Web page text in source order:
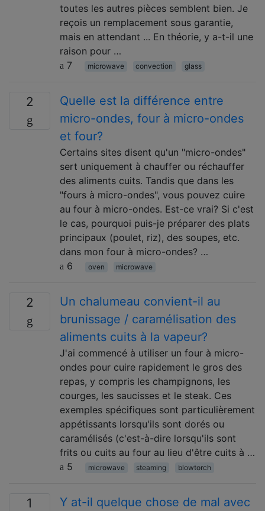
toutes les autres pièces semblent bien. Je
reçois un remplacement sous garantie,
mais en attendant ... En théorie, y a-t-il une
raison pour …
7
microwave convection glass
2
Quelle est la différence entre
micro-ondes, four à micro-ondes
et four?
Certains sites disent qu'un "micro-ondes"
sert uniquement à chauffer ou réchauffer
des aliments cuits. Tandis que dans les
"fours à micro-ondes", vous pouvez cuire
au four à micro-ondes. Est-ce vrai? Si c'est
le cas, pourquoi puis-je préparer des plats
principaux (poulet, riz), des soupes, etc.
dans mon four à micro-ondes? …
6
oven microwave
2
Un chalumeau convient-il au
brunissage / caramélisation des
aliments cuits à la vapeur?
J'ai commencé à utiliser un four à micro-
ondes pour cuire rapidement le gros des
repas, y compris les champignons, les
courges, les saucisses et le steak. Ces
exemples spécifiques sont particulièrement
appétissants lorsqu'ils sont dorés ou
caramélisés (c'est-à-dire lorsqu'ils sont
frits ou cuits au four au lieu d'être cuits à …
5
microwave steaming blowtorch
1
Y at-il quelque chose de mal avec